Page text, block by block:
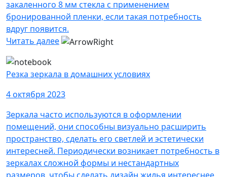
закаленного 8 мм стекла с применением
бронированной пленки, если такая потребность
вдруг появится.
Читать далее
Резка зеркала в домашних условиях
4 октября 2023
Зеркала часто используются в оформлении
помещений, они способны визуально расширить
пространство, сделать его светлей и эстетически
интересней. Периодически возникает потребность в
зеркалах сложной формы и нестандартных